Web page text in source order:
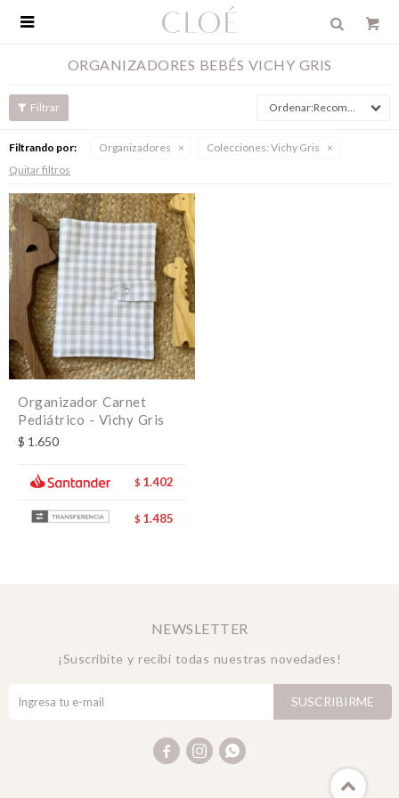

ORGANIZADORES BEBÉS VICHY GRIS
Recomendados
Filtrando por: Organizadores Colecciones: Vichy Gris
Quitar filtros
Organizador Carnet
Pediátrico - Vichy Gris
$ 1.650
$ 1.402
$ 1.485
NEWSLETTER
¡Suscribite y recibí todas nuestras novedades!
SUSCRIBIRME
  